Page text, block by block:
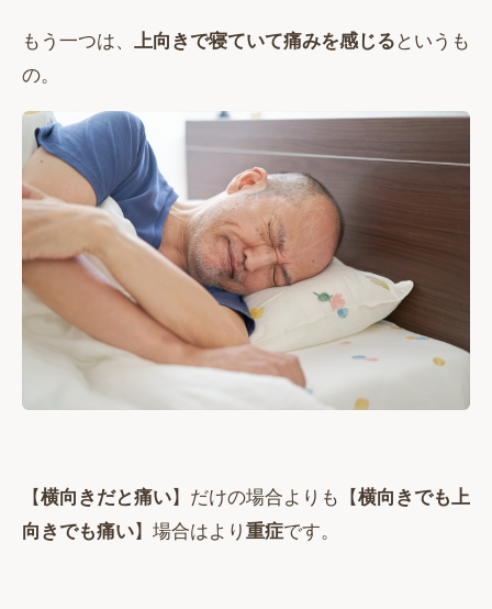
もう一つは、 上向きで寝ていて痛みを感じる というも
の。
【横向きだと痛い】だけの場合よりも【横向きでも上
向きでも痛い】場合はより 重症です。